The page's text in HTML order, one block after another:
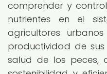
comprender y
nutrientes en el
agricultores
productividad de
salud de los peces,